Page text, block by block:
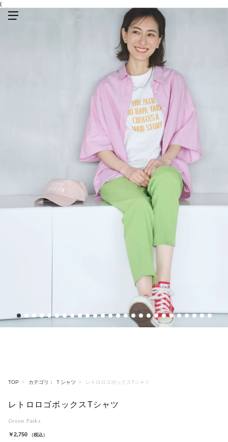
{
TOP カテゴリ： Ｔシャツ レトロロゴボックスTシャツ
レトロロゴボックスTシャツ
Green Parks
￥2,750 （税込）
1 2 3 4 5 6 7 8 9 10 11 12 13 14 15 16 17 18 19 20 21 22 23 24 25 26